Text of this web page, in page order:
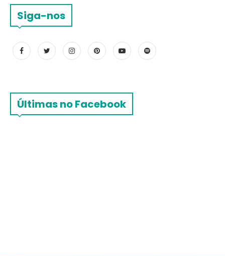
Siga-nos
Últimas no Facebook